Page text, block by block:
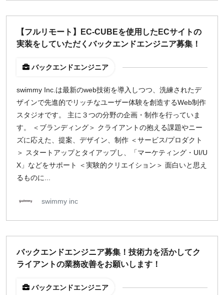
週1日
地域
東京
名古屋
京都
福岡
募集状況
募集中のみ表示
時給
¥2,000 ¥3,000 ¥4,000 ¥5,000〜
指定なし 検索
【フルリモート】EC-CUBEを使用したECサイトの
実装をしていただくバックエンドエンジニア募集！
バックエンドエンジニア
swimmy Inc.は最新のweb技術を導入しつつ、洗練されたデ
ザインで先進的でリッチなユーザー体験を創造するWeb制作
スタジオです。 主に３つの分野の企画・制作を行っていま
す。 ＜ブランディング＞ クライアントの抱える課題やニー
ズに応えた、提案、デザイン、制作 ＜サービス/プロダクト
＞ スタートアップとタイアップし、「マーケティング・UI/U
X」などをサポート ＜実験的クリエイション＞ 面白いと思え
るものに...
swimmy inc
バックエンドエンジニア募集！技術力を活かしてク
ライアントの業務改善をお願いします！
バックエンドエンジニア